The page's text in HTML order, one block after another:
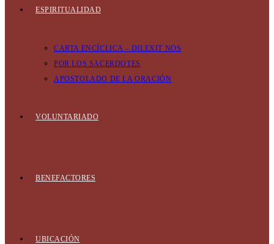
ESPIRITUALIDAD
CARTA ENCÍCLICA – DILEXIT NOS
POR LOS SACERDOTES
APOSTOLADO DE LA ORACIÓN
VOLUNTARIADO
BENEFACTORES
UBICACIÓN